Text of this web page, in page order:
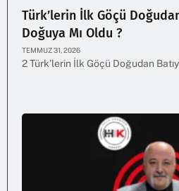
Türk’lerin İlk Göçü
Doğuya Mı Oldu ?
TEMMUZ 31, 2026
2 Türk’lerin İlk Göçü Doğudan